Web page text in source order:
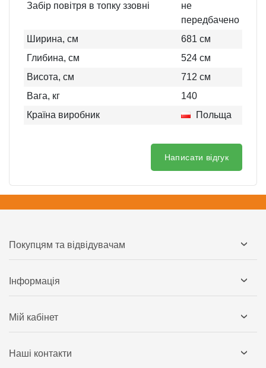
Забір повітря в топку ззовні
не
передбачено
Ширина, см
681 см
Глибина, см
524 см
Висота, см
712 см
Вага, кг
140
Країна виробник
Польща
Написати відгук
Покупцям та відвідувачам
Інформація
Мій кабінет
Наші контакти